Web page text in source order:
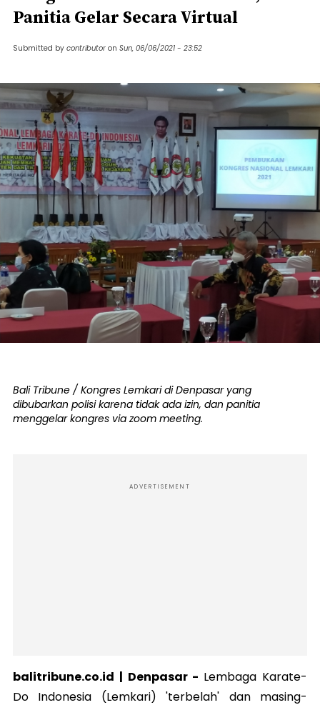
Panitia Gelar Secara Virtual
Submitted by contributor on Sun, 06/06/2021 - 23:52
Bali Tribune / Kongres Lemkari di Denpasar yang
dibubarkan polisi karena tidak ada izin, dan panitia
menggelar kongres via zoom meeting.
ADVERTISEMENT
balitribune.co.id | Denpasar - Lembaga Karate-
Do Indonesia (Lemkari) 'terbelah' dan masing-